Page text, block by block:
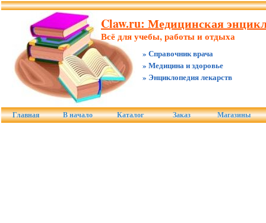
Claw.ru: Медицинская
Всё для учебы, работы и отдыха
» Справочник врача
» Медицина и здоровье
» Энциклопедия лекарств
Главная В начало Каталог Заказ Магазины